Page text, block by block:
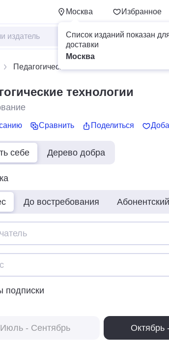
Москва Избранное
Список изданий показан
доставки
Москва
Педагогические технологии
технологии
Сравнить Поделиться
себе Дерево добра
До востребования
подписки
Июль - Сентябрь Октябрь